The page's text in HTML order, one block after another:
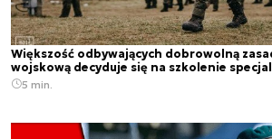
Większość odbywających dobrowolną
wojskową decyduje się na szkolenie
5 min.